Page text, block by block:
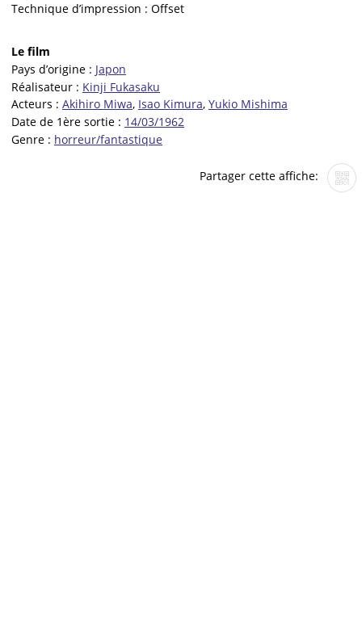
Technique d’impression : Offset
Le film
Pays d’origine : Japon
Réalisateur : Kinji Fukasaku
Acteurs : Akihiro Miwa, Isao Kimura, Yukio Mishima
Date de 1ère sortie : 14/03/1962
Genre : horreur/fantastique
Partager cette affiche: